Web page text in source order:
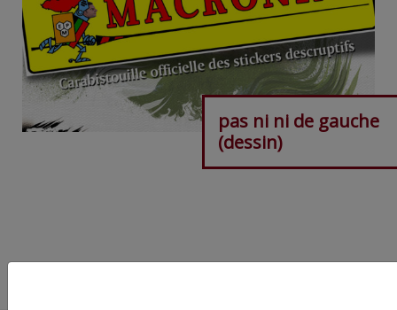
pas ni ni de gauche
(dessin)